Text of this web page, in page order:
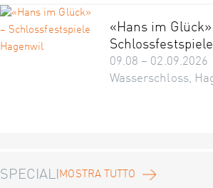
«Hans im Glück»
09.08 – 02.09.2026
Wasserschloss,
SPECIALIMOSTRA TUTTO